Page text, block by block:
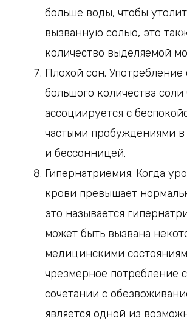
больше воды, чтобы
вызванную солью, это
количество выделяемой
Плохой сон.
большого количества соли
ассоциируется с
частыми пробуждениями в
и бессонницей.
Гипернатриемия. Когда
крови превышает
это называется
может быть вызвана
медицинскими
чрезмерное потребление
сочетании с
является одной из